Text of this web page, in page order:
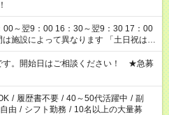
00～翌9：00 16：30～翌9：30 17：00
よって異なります 「土日祝は休
たい」 「もう少し遅い時間から始めた
事をご案内いたします。 ※未経験
は日中での仕事を経験いただき、 お
★家庭の都合でお休みが
相談ください。
す。開始日はご相談ください！ ★急募
/ 履歴書不要 / 40～50代活躍中 / 副
由 / シフト勤務 / 10名以上の大量募